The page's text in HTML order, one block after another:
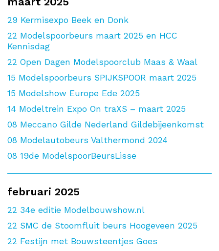
29 Kermisexpo Beek en Donk
22 Modelspoorbeurs maart 2025 en HCC
Kennisdag
22 Open Dagen Modelspoorclub Maas & Waal
15 Modelspoorbeurs SPIJKSPOOR maart 2025
15 Modelshow Europe Ede 2025
14 Modeltrein Expo On traXS – maart 2025
08 Meccano Gilde Nederland Gildebijeenkomst
08 Modelautobeurs Valthermond 2024
08 19de ModelspoorBeursLisse
februari 2025
22 34e editie Modelbouwshow.nl
22 SMC de Stoomfluit beurs Hoogeveen 2025
22 Festijn met Bouwsteentjes Goes